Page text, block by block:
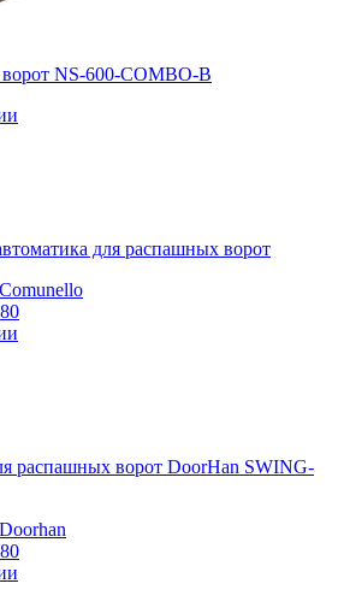
NS-600-COMBO-B
для распашных ворот
Comunello
распашных ворот DoorHan SWING-
Doorhan